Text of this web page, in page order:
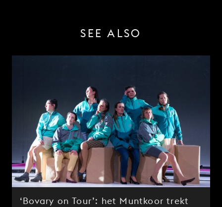
SEE ALSO
‘Bovary on Tour’: het Muntkoor trekt